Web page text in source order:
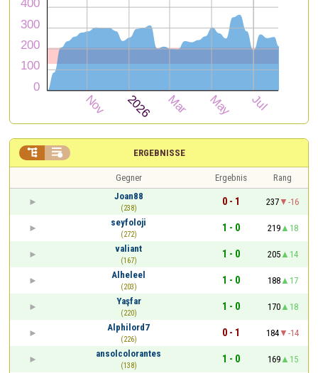
ERGEBNISSE
 
Gegner Ergebnis
Rang
Joan88
(238)
0 - 1 237
-16
seyfoloji
(272)
1 - 0 219
18
valiant
(167)
1 - 0 205
14
Alheleel
(203)
1 - 0 188
17
Yaşfar
(220)
1 - 0 170
18
Alphilord7
(226)
0 - 1 184
-14
ansolcolorantes
(138)
1 - 0 169
15